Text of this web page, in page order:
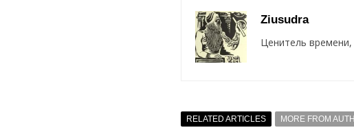
Ziusudra
Ценитель
RELATED ARTICLES MORE FROM